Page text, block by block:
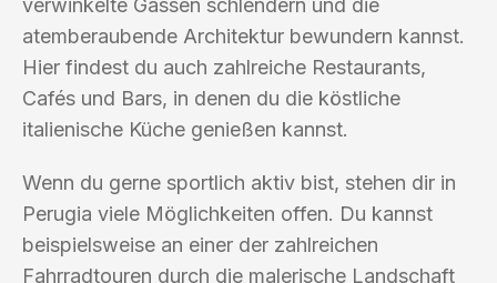
verwinkelte Gassen schlendern und die
atemberaubende Architektur bewundern kannst.
Hier findest du auch zahlreiche Restaurants,
Cafés und Bars, in denen du die köstliche
italienische Küche genießen kannst.
Wenn du gerne sportlich aktiv bist, stehen dir in
Perugia viele Möglichkeiten offen. Du kannst
beispielsweise an einer der zahlreichen
Fahrradtouren durch die malerische Landschaft